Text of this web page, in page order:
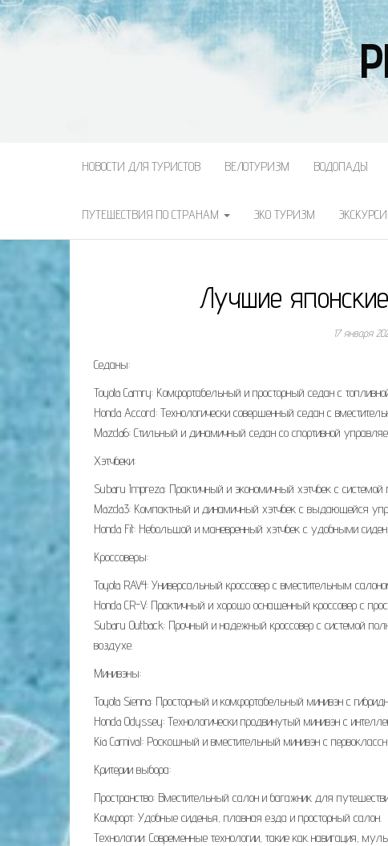
НОВОСТИ ДЛЯ ТУРИСТОВ ВЕЛОТУРИЗМ ВОДОПАДЫ
ПУТЕШЕСТВИЯ ПО СТРАНАМ ЭКО ТУРИЗМ
Лучшие
17 января
Седаны:
Toyota Camry: Комфортабельный и просторный седан с
Honda Accord: Технологически совершенный седан с
Mazda6: Стильный и динамичный седан со спортивной
Хэтчбеки:
Subaru Impreza: Практичный и экономичный хэтчбек с
Mazda3: Компактный и динамичный хэтчбек с выдающейся
Honda Fit: Небольшой и маневренный хэтчбек с удобными
Кроссоверы:
Toyota RAV4: Универсальный кроссовер с вместительным
Honda CR-V: Практичный и хорошо оснащенный кроссовер с
Subaru Outback: Прочный и надежный кроссовер с системой
воздухе.
Минивэны:
Toyota Sienna: Просторный и комфортабельный минивэн с
Honda Odyssey: Технологически продвинутый минивэн с
Kia Carnival: Роскошный и вместительный минивэн с
Критерии выбора:
Пространство: Вместительный салон и багажник для
Комфорт: Удобные сиденья, плавная езда и просторный салон.
Технологии: Современные технологии, такие как навигация,